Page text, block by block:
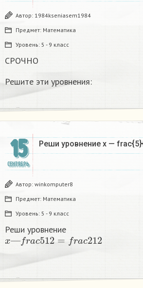
Автор: 1984kseniasem1984
Предмет: Математика
Уровень: 5 - 9 класс
СРОЧНО
Решите эти уровнения:
15
СЕНТЯБРЬ
Реши уровнение x —
Автор: winkomputer8
Предмет: Математика
Уровень: 5 - 9 класс
Реши уровнение
x—frac512=fra 2